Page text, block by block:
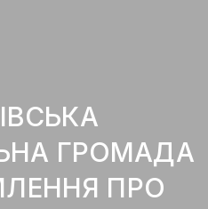
ГРОМАДА
ПРО